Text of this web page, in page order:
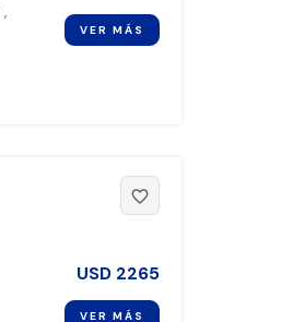
,
VER MÁS
favorite_border
USD 2265
VER MÁS